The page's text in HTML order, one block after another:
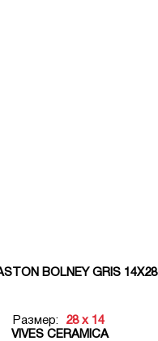
BOLNEY GRIS 14X28
Размер:
28 x 14
VIVES CERAMICA